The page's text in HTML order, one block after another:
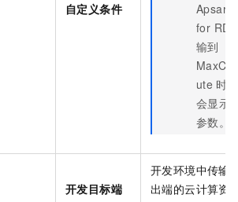
自定义条件
for RDS
输到
ute 时
会显示
参数。
开发目标端
开发环境中传输
出端的云计算资